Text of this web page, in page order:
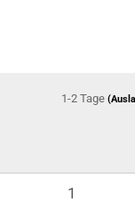
1-2 Tage